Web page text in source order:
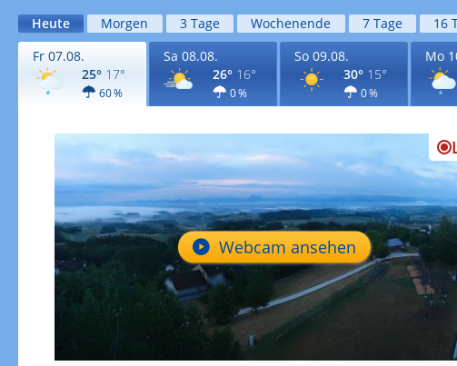
Heute Morgen 3 Tage Wochenende 7 Tage 16
Fr 07.08.
25° 17°
60 %
Sa 08.08.
26° 16°
0 %
So 09.08.
30° 15°
0 %
Mo
Webcam ansehen